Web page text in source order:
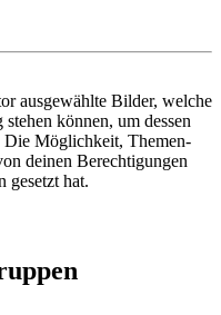
ausgewählte Bilder, welche
können, um dessen
Die Möglichkeit, Themen-
deinen Berechtigungen
gesetzt hat.